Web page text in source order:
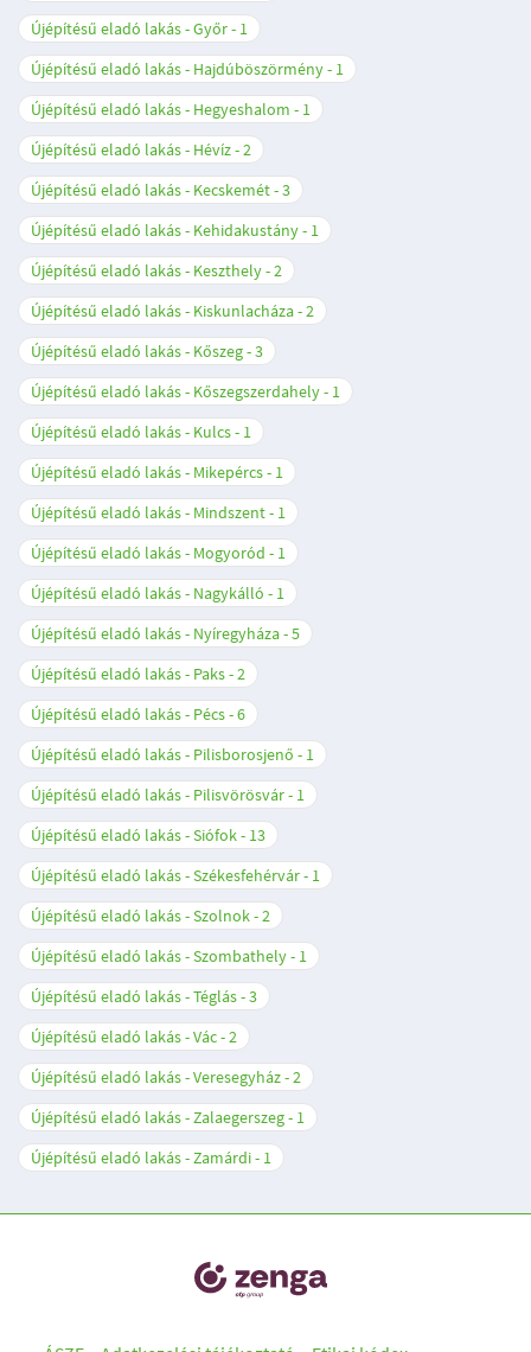
Újépítésű eladó lakás - Győr
1
Újépítésű eladó lakás - Hajdúböszörmény
1
Újépítésű eladó lakás - Hegyeshalom
1
Újépítésű eladó lakás - Hévíz 2
Újépítésű eladó lakás - Kecskemét 3
Újépítésű eladó lakás - Kehidakustány
1
Újépítésű eladó lakás - Keszthely 2
Újépítésű eladó lakás - Kiskunlacháza 2
Újépítésű eladó lakás - Kőszeg 3
Újépítésű eladó lakás - Kőszegszerdahely
1
Újépítésű eladó lakás - Kulcs
1
Újépítésű eladó lakás - Mikepércs
1
Újépítésű eladó lakás - Mindszent
1
Újépítésű eladó lakás - Mogyoród
1
Újépítésű eladó lakás - Nagykálló
1
Újépítésű eladó lakás - Nyíregyháza 5
Újépítésű eladó lakás - Paks 2
Újépítésű eladó lakás - Pécs 6
Újépítésű eladó lakás - Pilisborosjenő
1
Újépítésű eladó lakás - Pilisvörösvár
1
Újépítésű eladó lakás - Siófok
13
Újépítésű eladó lakás - Székesfehérvár
1
Újépítésű eladó lakás - Szolnok 2
Újépítésű eladó lakás - Szombathely
1
Újépítésű eladó lakás - Téglás 3
Újépítésű eladó lakás - Vác 2
Újépítésű eladó lakás - Veresegyház 2
Újépítésű eladó lakás - Zalaegerszeg
1
Újépítésű eladó lakás - Zamárdi
1